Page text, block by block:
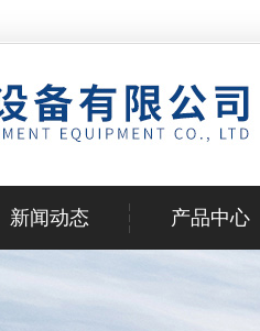
新闻动态 产品中心